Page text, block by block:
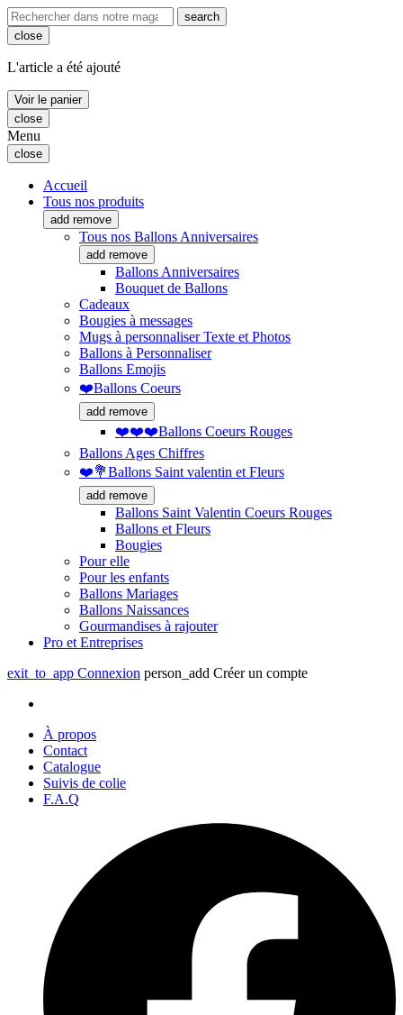
search
close
L'article a été ajouté
Voir le panier
close
Menu
close
Accueil
Tous nos produits
add remove
Tous nos Ballons Anniversaires
add remove
Ballons Anniversaires
Bouquet de Ballons
Cadeaux
Bougies à messages
Mugs à personnaliser Texte et Photos
Ballons à Personnaliser
Ballons Emojis
❤️Ballons Coeurs
add remove
❤️❤️❤️Ballons Coeurs Rouges
Ballons Ages Chiffres
❤️💐Ballons Saint valentin et Fleurs
add remove
Ballons Saint Valentin Coeurs Rouges
Ballons et Fleurs
Bougies
Pour elle
Pour les enfants
Ballons Mariages
Ballons Naissances
Gourmandises à rajouter
Pro et Entreprises
exit_to_app Connexion person_add Créer un compte
À propos
Contact
Catalogue
Suivis de colie
F.A.Q